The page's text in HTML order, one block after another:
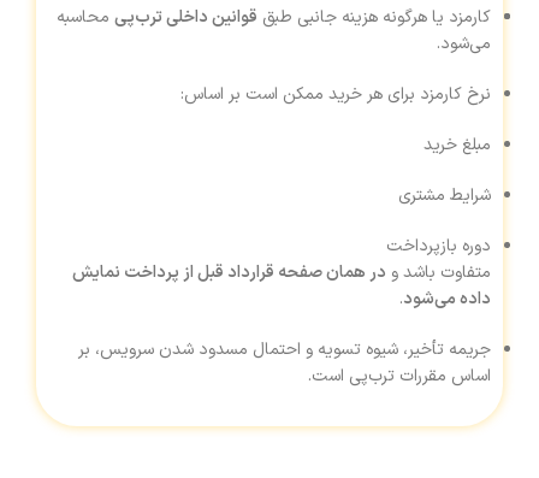
کارمزد یا هرگونه هزینه جانبی طبق قوانین داخلی ترب‌پی محاسبه
می‌شود.
نرخ کارمزد برای هر خرید ممکن است بر اساس:
مبلغ خرید
شرایط مشتری
دوره بازپرداخت
متفاوت باشد و در همان صفحه قرارداد قبل از پرداخت نمایش
داده می‌شود.
جریمه تأخیر، شیوه تسویه و احتمال مسدود شدن سرویس، بر
اساس مقررات ترب‌پی است.